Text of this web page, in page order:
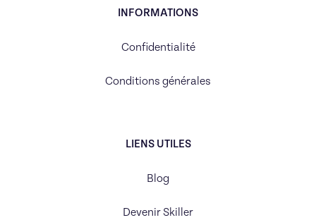
INFORMATIONS
Confidentialité
Conditions générales
LIENS UTILES
Blog
Devenir Skiller